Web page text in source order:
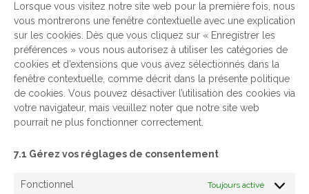
Lorsque vous visitez notre site web pour la première fois, nous
vous montrerons une fenêtre contextuelle avec une explication
sur les cookies. Dès que vous cliquez sur « Enregistrer les
préférences » vous nous autorisez à utiliser les catégories de
cookies et d’extensions que vous avez sélectionnés dans la
fenêtre contextuelle, comme décrit dans la présente politique
de cookies. Vous pouvez désactiver l’utilisation des cookies via
votre navigateur, mais veuillez noter que notre site web
pourrait ne plus fonctionner correctement.
7.1 Gérez vos réglages de consentement
Fonctionnel Toujours activé